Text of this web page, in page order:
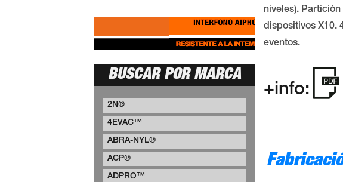
BUSCAR POR MARCA
2N®
4EVAC™
ABRA-NYL®
ACP®
ADPRO™
niveles).
dispositivos X10.
eventos.
+info: